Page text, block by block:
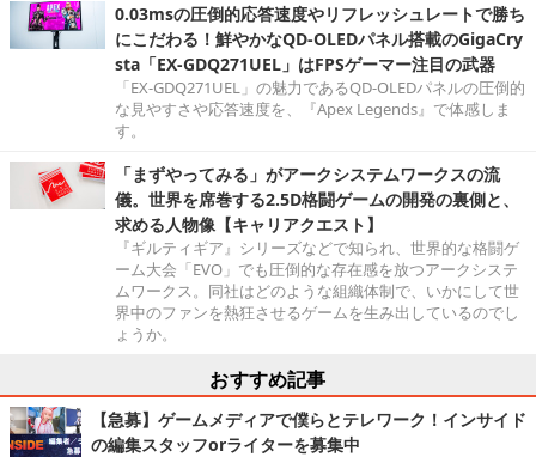
0.03msの圧倒的応答速度やリフレッシュレートで勝ち
にこだわる！鮮やかなQD-OLEDパネル搭載のGigaCry
sta「EX-GDQ271UEL」はFPSゲーマー注目の武器
「EX-GDQ271UEL」の魅力であるQD-OLEDパネルの圧倒的
な見やすさや応答速度を、『Apex Legends』で体感しま
す。
「まずやってみる」がアークシステムワークスの流
儀。世界を席巻する2.5D格闘ゲームの開発の裏側と、
求める人物像【キャリアクエスト】
『ギルティギア』シリーズなどで知られ、世界的な格闘ゲ
ーム大会「EVO」でも圧倒的な存在感を放つアークシステ
ムワークス。同社はどのような組織体制で、いかにして世
界中のファンを熱狂させるゲームを生み出しているのでし
ょうか。
おすすめ記事
【急募】ゲームメディアで僕らとテレワーク！インサイド
の編集スタッフorライターを募集中